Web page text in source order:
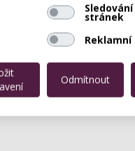
stránek
Reklamní
Odmítnout